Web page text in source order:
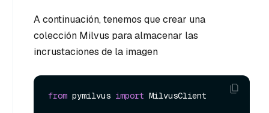
A continuación, tenemos que crear una
colección Milvus para almacenar las
incrustaciones de la imagen
from pymilvus import MilvusClient